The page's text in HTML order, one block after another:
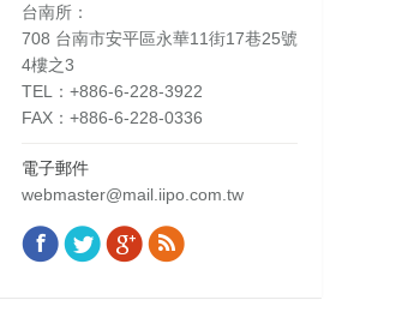
台南所：
708 台南市安平區永華11街17巷25號
4樓之3
TEL：+886-6-228-3922
FAX：+886-6-228-0336
電子郵件
webmaster@mail.iipo.com.tw
Find us on:
Facebook
TwitterGoogle+
Rss